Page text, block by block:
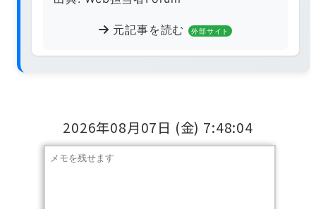
元記事を読む 外部サイト
2026年08月07日 (金) 7:48:05